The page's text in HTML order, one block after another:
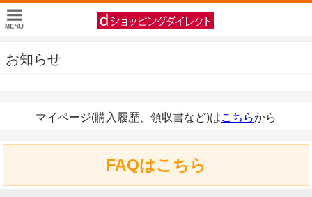
お知らせ
マイページ(購入履歴、領収書など)はこちらから
FAQはこちら